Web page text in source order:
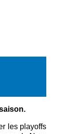
les playoffs